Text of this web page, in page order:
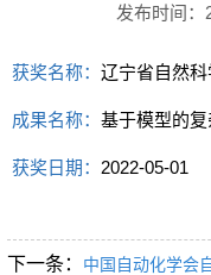
发布时间：
获奖名称：辽宁省自然
成果名称：基于模型的
获奖日期： 2022-05-01
下一条： 中国自动化学会